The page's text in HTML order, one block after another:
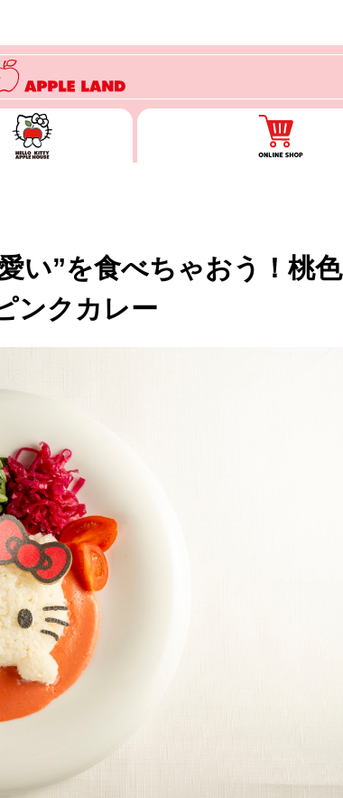
い”を食べちゃおう！桃色
ンクカレー